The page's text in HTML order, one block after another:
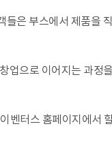
은 부스에서 제품을
업으로 이어지는 과정
벤터스 홈페이지에서